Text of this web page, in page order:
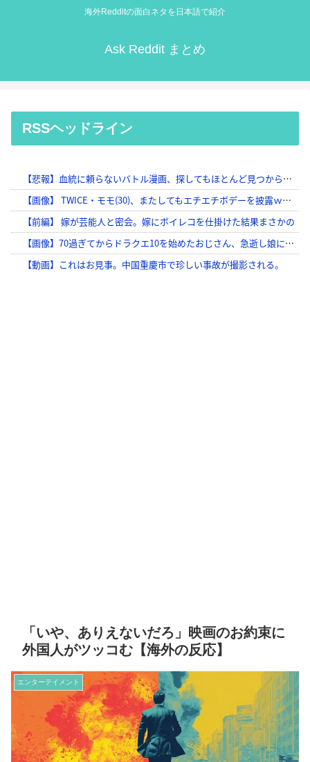
海外Redditの面白ネタを日本語で紹介
Ask Reddit まとめ
RSSヘッドライン
「いや、ありえないだろ」映画のお約束に
外国人がツッコむ【海外の反応】
エンターテイメント